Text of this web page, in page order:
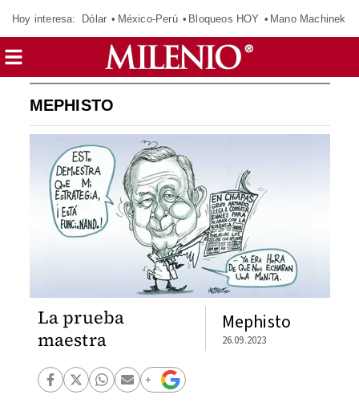
Hoy interesa: Dólar México-Perú Bloqueos HOY Mano Machinek
MEPHISTO
La prueba
maestra
Mephisto
26.09.2023